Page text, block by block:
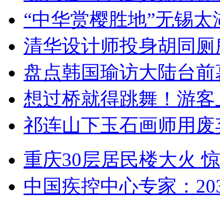
“中华赏樱胜地”无锡
清华设计师投身胡同
盘点韩国瑜访大陆台
想过桥就得跳舞！游客
祁连山下玉石画师用
重庆30层居民楼大火
中国疾控中心专家：